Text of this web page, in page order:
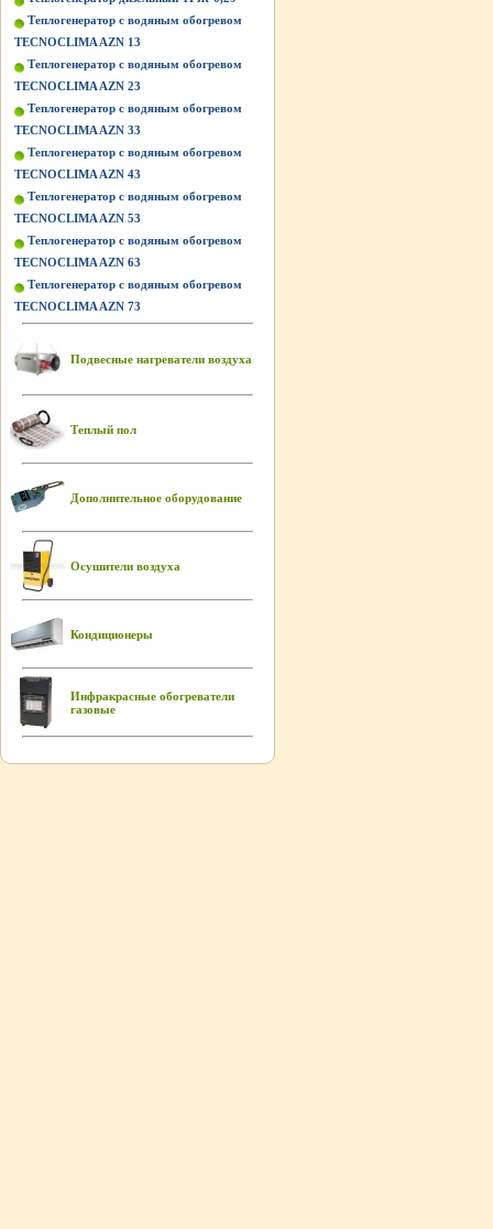
Теплогенератор с водяным обогревом
TECNOCLIMA AZN 13
Теплогенератор с водяным обогревом
TECNOCLIMA AZN 23
Теплогенератор с водяным обогревом
TECNOCLIMA AZN 33
Теплогенератор с водяным обогревом
TECNOCLIMA AZN 43
Теплогенератор с водяным обогревом
TECNOCLIMA AZN 53
Теплогенератор с водяным обогревом
TECNOCLIMA AZN 63
Теплогенератор с водяным обогревом
TECNOCLIMA AZN 73
Подвесные нагреватели воздуха
Теплый пол
Дополнительное оборудование
Осушители воздуха
Кондиционеры
Инфракрасные обогреватели
газовые